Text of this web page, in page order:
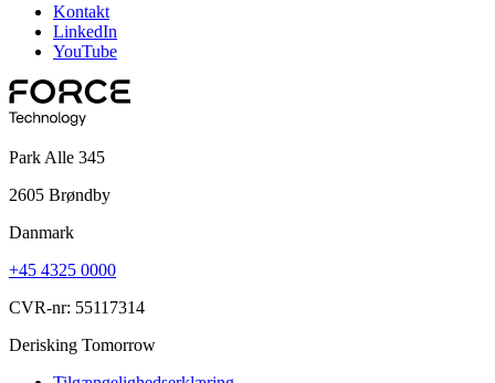
Kontakt
LinkedIn
YouTube
Park Alle 345
2605 Brøndby
Danmark
+45 4325 0000
CVR-nr: 55117314
Derisking Tomorrow